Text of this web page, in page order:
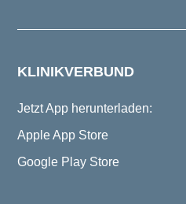
KLINIKVERBUND
Jetzt App herunterladen:
Apple App Store
Google Play Store